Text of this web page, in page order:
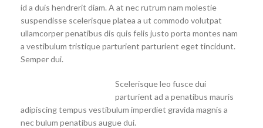
id a duis hendrerit diam. A at nec rutrum nam molestie
suspendisse scelerisque platea a ut commodo volutpat
ullamcorper penatibus dis quis felis justo porta montes nam
a vestibulum tristique parturient parturient eget tincidunt.
Semper dui.
Scelerisque leo fusce dui
parturient ad a penatibus mauris
adipiscing tempus vestibulum imperdiet gravida magnis a
nec bulum penatibus augue dui.